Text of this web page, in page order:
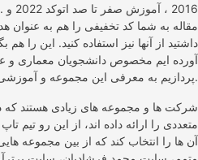
مقاله به شما کد تخفیفی را هم به عنوان
داشتید از آنها نیز استفاده کنید. این را
آورده ایم مخصوص دانشجویان معماری و
پردازیم به معرفی این مجموعه و آموزشی که تهیه شده است.
شرکت ها و مجموعه های زیادی هستند
متعددی را ارائه داده اند، از این رو تیم
آن ها را انتخاب کند که از بین مجموعه